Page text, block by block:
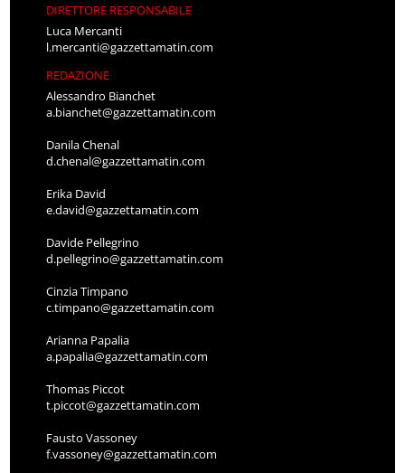
DIRETTORE RESPONSABILE
Luca Mercanti
l.mercanti@gazzettamatin.com
REDAZIONE
Alessandro Bianchet
a.bianchet@gazzettamatin.com
Danila Chenal
d.chenal@gazzettamatin.com
Erika David
e.david@gazzettamatin.com
Davide Pellegrino
d.pellegrino@gazzettamatin.com
Cinzia Timpano
c.timpano@gazzettamatin.com
Arianna Papalia
a.papalia@gazzettamatin.com
Thomas Piccot
t.piccot@gazzettamatin.com
Fausto Vassoney
f.vassoney@gazzettamatin.com